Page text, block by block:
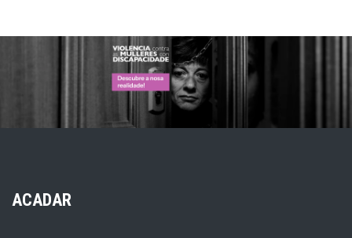
ACADAR